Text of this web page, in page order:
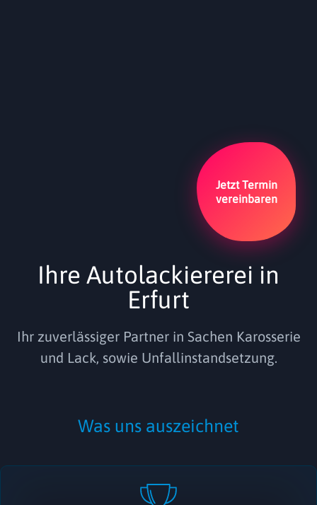
Jetzt Termin
vereinbaren
Ihre Autolackiererei in
Erfurt
Ihr zuverlässiger Partner in Sachen Karosserie
und Lack, sowie Unfallinstandsetzung.
Was uns auszeichnet